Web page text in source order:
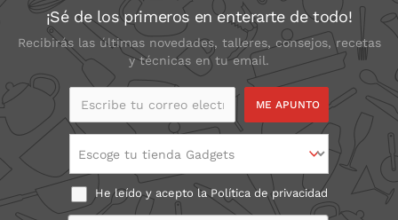
¡Sé de los primeros en enterarte de todo!
Recibirás las últimas novedades, talleres, consejos, recetas
y técnicas en tu email.
Escribe tu correo
Escoge tu tienda Gadgets
He leído y acepto laPolítica de privacidad